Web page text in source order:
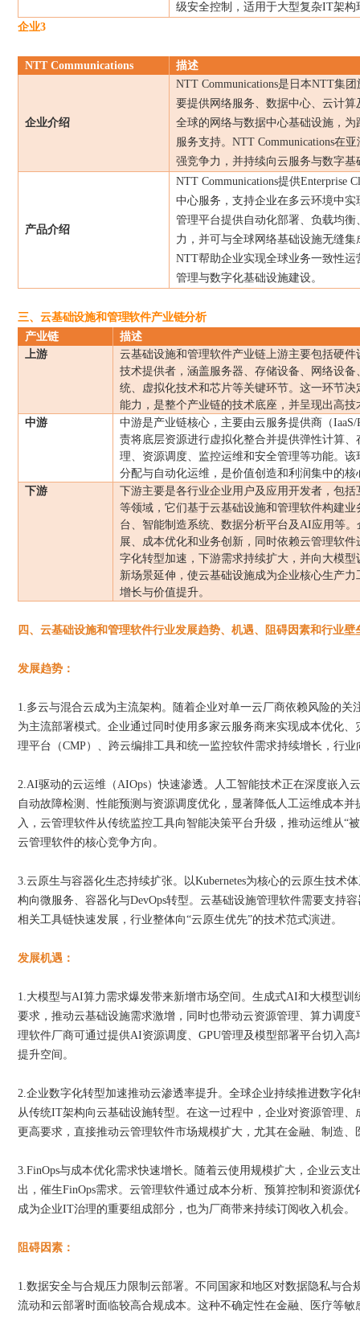
级安全控制，适用于大型复杂IT架构
企业3
NTT Communications 描述
企业介绍
NTT Communications是日本NTT集团
要提供网络服务、数据中心、云计算
全球的网络与数据中心基础设施，
服务支持。 NTT Communications在亚
强竞争力，并持续向云服务与数字基
产品介绍
NTT Communications提供Enterprise
中心服务，支持企业在多云环境中
管理平台提供自动化部署、负载均
力，并可与全球网络基础设施无缝
NTT帮助企业实现全球业务一致性
管理与数字化基础设施建设。
三、云基础设施和管理软件产业链分析
产业链
描述
上游
云基础设施和管理软件产业链上游主要包括硬
技术提供者，涵盖服务器、存储设备、网络设
统、虚拟化技术和芯片等关键环节。这一环节
能力，是整个产业链的技术底座，并呈现出高
中游
中游是产业链核心，主要由云服务提供商（IaaS/
责将底层资源进行虚拟化整合并提供弹性计算
理、资源调度、监控运维和安全管理等功能。
分配与自动化运维，是价值创造和利润集中的核
下游
下游主要是各行业企业用户及应用开发者，包
等领域，它们基于云基础设施和管理软件构建
台、智能制造系统、数据分析平台及AI应用等。
展、成本优化和业务创新，同时依赖云管理软
字化转型加速，下游需求持续扩大，并向大模
新场景延伸，使云基础设施成为企业核心生产
增长与价值提升。
四、云基础设施和管理软件行业发展趋势、机遇、阻碍因素和行业壁
发展趋势：
1.多云与混合云成为主流架构。随着企业对单一云厂商依赖风险的关
为主流部署模式。企业通过同时使用多家云服务商来实现成本优化
理平台（CMP）、跨云编排工具和统一监控软件需求持续增长，行
2.AI驱动的云运维（AIOps）快速渗透。人工智能技术正在深度嵌入
自动故障检测、性能预测与资源调度优化，显著降低人工运维成本
入，云管理软件从传统监控工具向智能决策平台升级，推动运维从“
云管理软件的核心竞争方向。
3.云原生与容器化生态持续扩张。以Kubernetes为核心的云原生技术
构向微服务、容器化与DevOps转型。云基础设施管理软件需要支持
相关工具链快速发展，行业整体向“云原生优先”的技术范式演进。
发展机遇：
1.大模型与AI算力需求爆发带来新增市场空间。生成式AI和大模型
要求，推动云基础设施需求激增，同时也带动云资源管理、算力调
理软件厂商可通过提供AI资源调度、GPU管理及模型部署平台切入
提升空间。
2.企业数字化转型加速推动云渗透率提升。全球企业持续推进数字化
从传统IT架构向云基础设施转型。在这一过程中，企业对资源管理
更高要求，直接推动云管理软件市场规模扩大，尤其在金融、制造
3.FinOps与成本优化需求快速增长。随着云使用规模扩大，企业云支
出，催生FinOps需求。云管理软件通过成本分析、预算控制和资源
成为企业IT治理的重要组成部分，也为厂商带来持续订阅收入机会。
阻碍因素：
1.数据安全与合规压力限制云部署。不同国家和地区对数据隐私与合
流动和云部署时面临较高合规成本。这种不确定性在金融、医疗等